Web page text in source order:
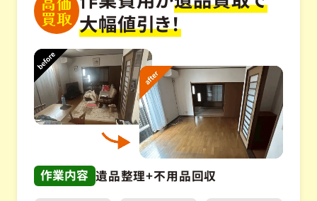
買取 大幅値引き！
作業内容 遺品整理+不用品回収